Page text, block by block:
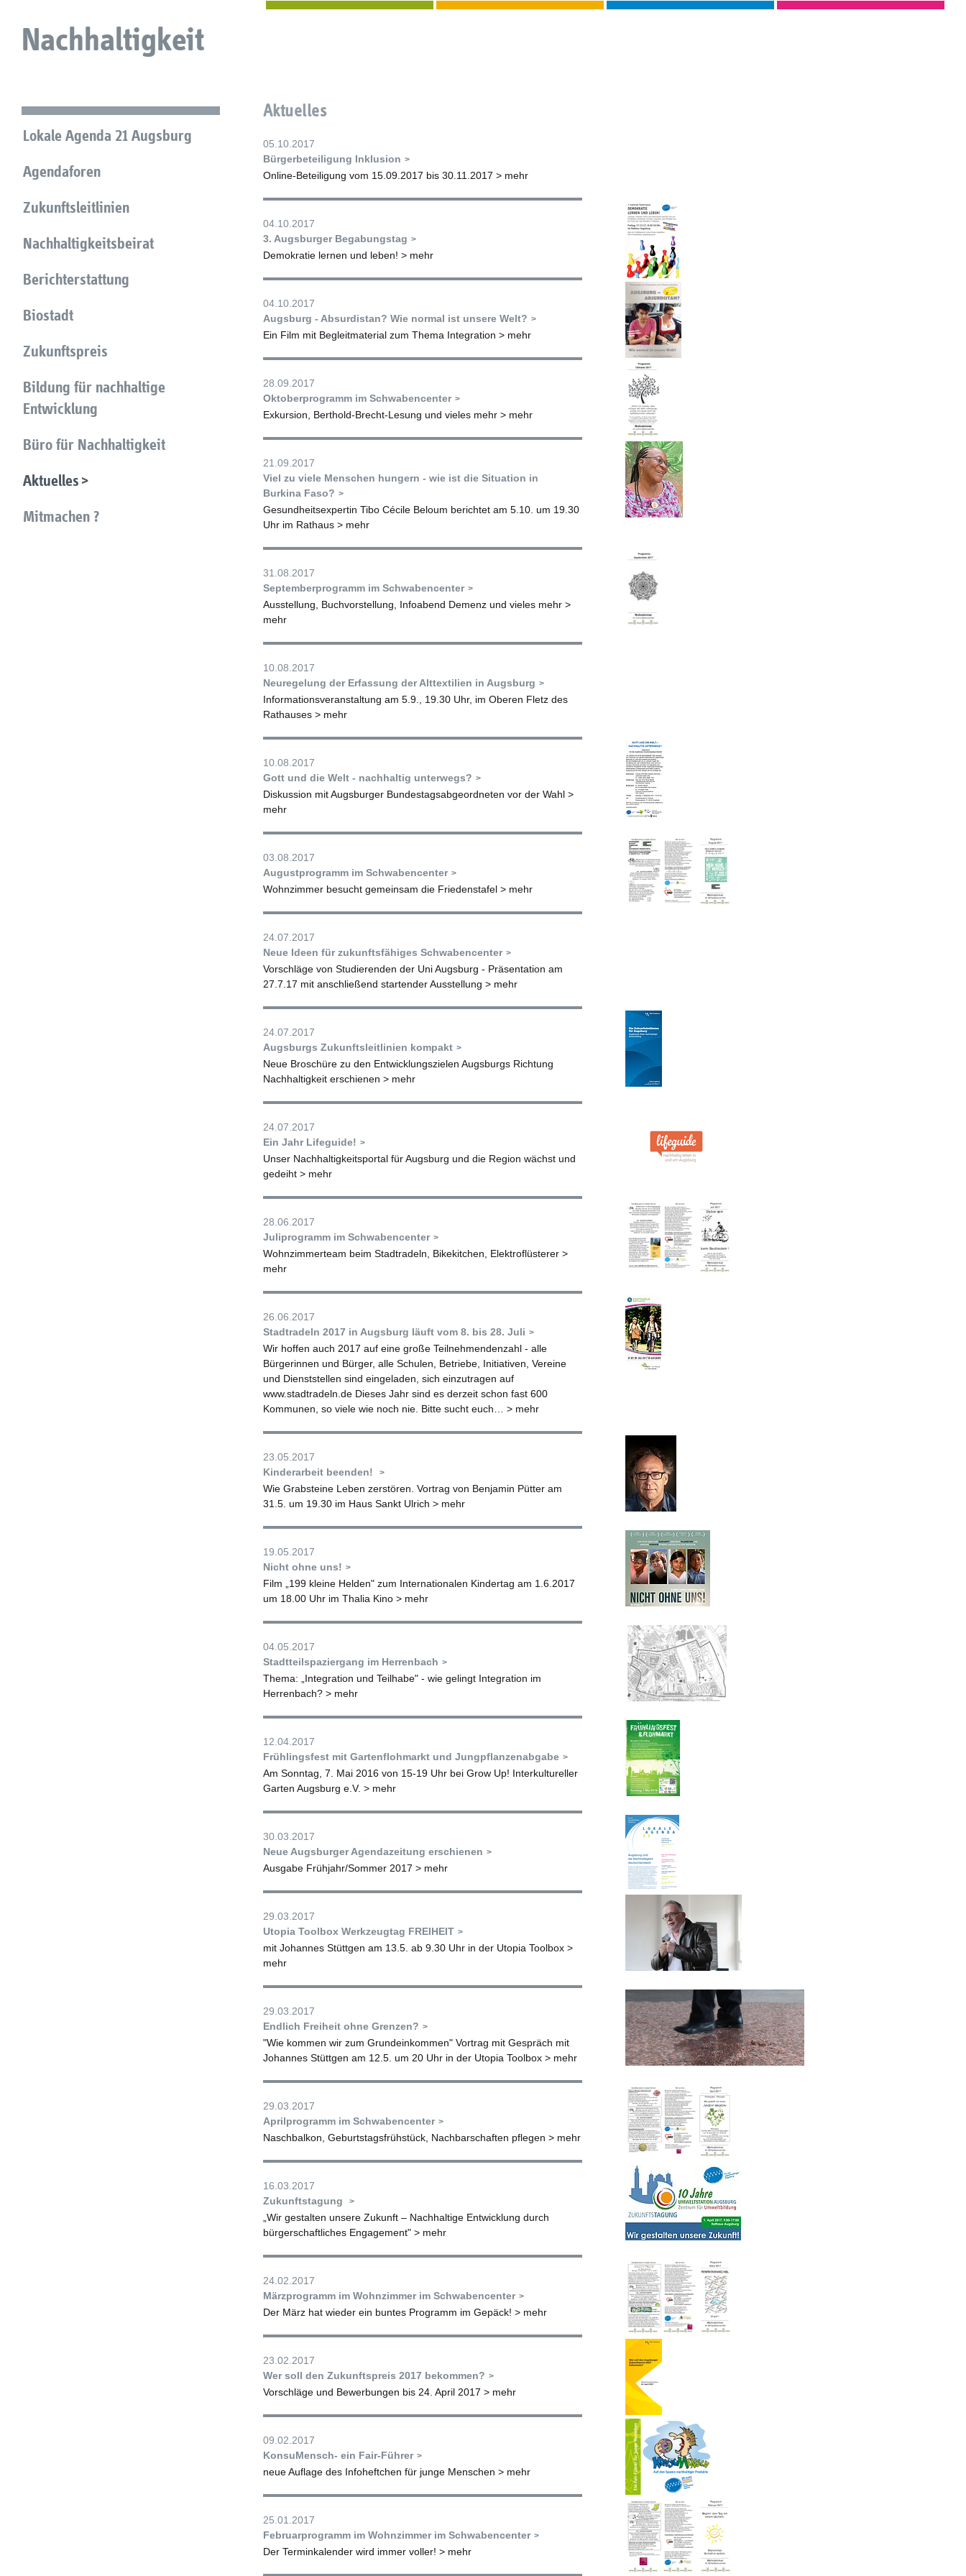
Nachhaltigkeit
Lokale Agenda 21 Augsburg
Agendaforen
Zukunftsleitlinien
Nachhaltigkeitsbeirat
Berichterstattung
Biostadt
Zukunftspreis
Bildung für nachhaltige
Entwicklung
Büro für Nachhaltigkeit
Aktuelles
Mitmachen ?
Aktuelles
05.10.2017
Bürgerbeteiligung Inklusion
Online-Beteiligung vom 15.09.2017 bis 30.11.2017 > mehr
04.10.2017
3. Augsburger Begabungstag
Demokratie lernen und leben! > mehr
04.10.2017
Augsburg - Absurdistan? Wie normal ist unsere Welt?
Ein Film mit Begleitmaterial zum Thema Integration > mehr
28.09.2017
Oktoberprogramm im Schwabencenter
Exkursion, Berthold-Brecht-Lesung und vieles mehr > mehr
21.09.2017
Viel zu viele Menschen hungern - wie ist die Situation in
Burkina Faso?
Gesundheitsexpertin Tibo Cécile Beloum berichtet am 5.10. um 19.30
Uhr im Rathaus > mehr
31.08.2017
Septemberprogramm im Schwabencenter
Ausstellung, Buchvorstellung, Infoabend Demenz und vieles mehr >
mehr
10.08.2017
Neuregelung der Erfassung der Alttextilien in Augsburg
Informationsveranstaltung am 5.9., 19.30 Uhr, im Oberen Fletz des
Rathauses > mehr
10.08.2017
Gott und die Welt - nachhaltig unterwegs?
Diskussion mit Augsburger Bundestagsabgeordneten vor der Wahl >
mehr
03.08.2017
Augustprogramm im Schwabencenter
Wohnzimmer besucht gemeinsam die Friedenstafel > mehr
24.07.2017
Neue Ideen für zukunftsfähiges Schwabencenter
Vorschläge von Studierenden der Uni Augsburg - Präsentation am
27.7.17 mit anschließend startender Ausstellung > mehr
24.07.2017
Augsburgs Zukunftsleitlinien kompakt
Neue Broschüre zu den Entwicklungszielen Augsburgs Richtung
Nachhaltigkeit erschienen > mehr
24.07.2017
Ein Jahr Lifeguide!
Unser Nachhaltigkeitsportal für Augsburg und die Region wächst und
gedeiht > mehr
28.06.2017
Juliprogramm im Schwabencenter
Wohnzimmerteam beim Stadtradeln, Bikekitchen, Elektroflüsterer >
mehr
26.06.2017
Stadtradeln 2017 in Augsburg läuft vom 8. bis 28. Juli
Wir hoffen auch 2017 auf eine große Teilnehmendenzahl - alle
Bürgerinnen und Bürger, alle Schulen, Betriebe, Initiativen, Vereine
und Dienststellen sind eingeladen, sich einzutragen auf
www.stadtradeln.de Dieses Jahr sind es derzeit schon fast 600
Kommunen, so viele wie noch nie. Bitte sucht euch… > mehr
23.05.2017
Kinderarbeit beenden!
Wie Grabsteine Leben zerstören. Vortrag von Benjamin Pütter am
31.5. um 19.30 im Haus Sankt Ulrich > mehr
19.05.2017
Nicht ohne uns!
Film „199 kleine Helden" zum Internationalen Kindertag am 1.6.2017
um 18.00 Uhr im Thalia Kino > mehr
04.05.2017
Stadtteilspaziergang im Herrenbach
Thema: „Integration und Teilhabe" - wie gelingt Integration im
Herrenbach? > mehr
12.04.2017
Frühlingsfest mit Gartenflohmarkt und Jungpflanzenabgabe
Am Sonntag, 7. Mai 2016 von 15-19 Uhr bei Grow Up! Interkultureller
Garten Augsburg e.V. > mehr
30.03.2017
Neue Augsburger Agendazeitung erschienen
Ausgabe Frühjahr/Sommer 2017 > mehr
29.03.2017
Utopia Toolbox Werkzeugtag FREIHEIT
mit Johannes Stüttgen am 13.5. ab 9.30 Uhr in der Utopia Toolbox >
mehr
29.03.2017
Endlich Freiheit ohne Grenzen?
"Wie kommen wir zum Grundeinkommen" Vortrag mit Gespräch mit
Johannes Stüttgen am 12.5. um 20 Uhr in der Utopia Toolbox > mehr
29.03.2017
Aprilprogramm im Schwabencenter
Naschbalkon, Geburtstagsfrühstück, Nachbarschaften pflegen > mehr
16.03.2017
Zukunftstagung
„Wir gestalten unsere Zukunft – Nachhaltige Entwicklung durch
bürgerschaftliches Engagement" > mehr
24.02.2017
Märzprogramm im Wohnzimmer im Schwabencenter
Der März hat wieder ein buntes Programm im Gepäck! > mehr
23.02.2017
Wer soll den Zukunftspreis 2017 bekommen?
Vorschläge und Bewerbungen bis 24. April 2017 > mehr
09.02.2017
KonsuMensch- ein Fair-Führer
neue Auflage des Infoheftchen für junge Menschen > mehr
25.01.2017
Februarprogramm im Wohnzimmer im Schwabencenter
Der Terminkalender wird immer voller! > mehr